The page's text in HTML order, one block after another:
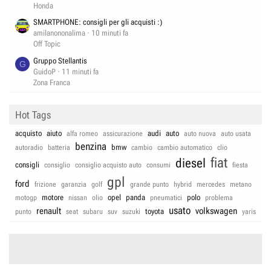
Honda
SMARTPHONE: consigli per gli acquisti :)
amilanononalima
10 minuti fa
Off Topic
G
Gruppo Stellantis
GuidoP
11 minuti fa
Zona Franca
Hot Tags
acquisto aiuto alfa romeo assicurazione audi auto auto nuova
auto usata
autoradio
batteria benzina bmw cambio cambio automatico clio
consigli consiglio consiglio acquisto auto consumi diesel fiat fiesta
ford frizione garanzia golf gpl grande punto hybrid mercedes
metano
motogp
motore nissan olio opel panda pneumatici polo
problema
punto
renault seat subaru suv suzuki toyota usato volkswagen yaris